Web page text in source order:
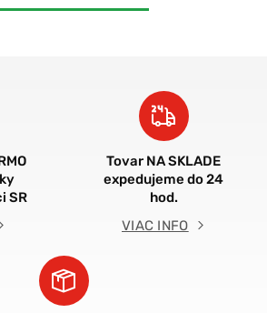
SR
Tovar NA SKLADE
expedujeme do 24
hod.
VIAC INFO